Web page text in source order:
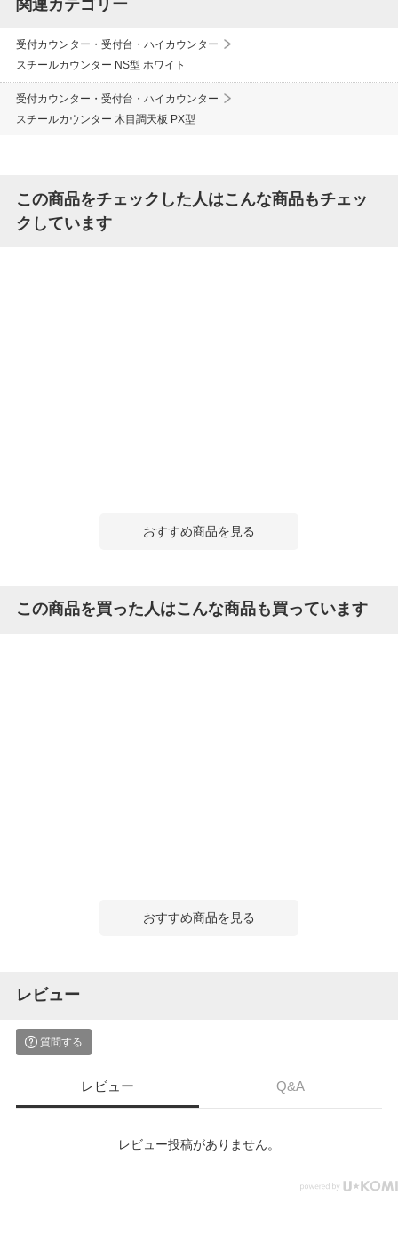
関連カテゴリー
受付カウンター・受付台・ハイカウンター
スチールカウンター NS型 ホワイト
受付カウンター・受付台・ハイカウンター
スチールカウンター 木目調天板 PX型
この商品をチェックした人はこんな商品もチェッ
クしています
おすすめ商品を見る
この商品を買った人はこんな商品も買っています
おすすめ商品を見る
レビュー
質問する
レビュー Q&A
レビュー投稿がありません。